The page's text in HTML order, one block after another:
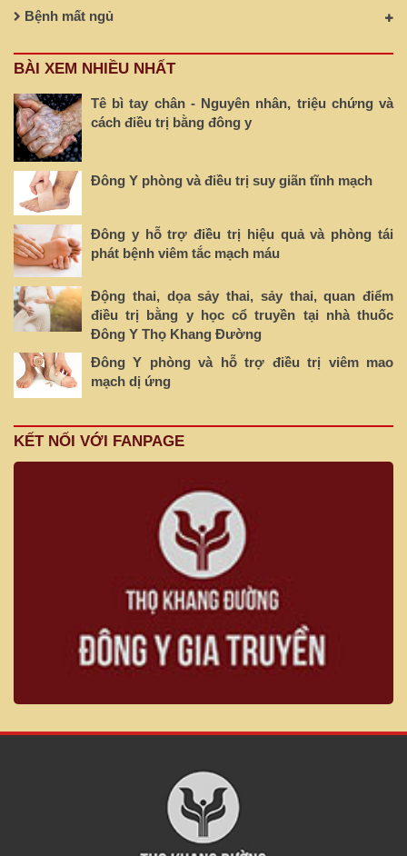
Bệnh mất ngủ
BÀI XEM NHIỀU NHẤT
Tê bì tay chân - Nguyên nhân, triệu chứng và
cách điều trị bằng đông y
Đông Y phòng và điều trị suy giãn tĩnh mạch
Đông y hỗ trợ điều trị hiệu quả và phòng tái
phát bệnh viêm tắc mạch máu
Động thai, dọa sảy thai, sảy thai, quan điểm
điều trị bằng y học cổ truyền tại nhà thuốc
Đông Y Thọ Khang Đường
Đông Y phòng và hỗ trợ điều trị viêm mao
mạch dị ứng
KẾT NỐI VỚI FANPAGE